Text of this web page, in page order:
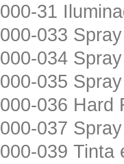
000-31
000-033
000-034
000-035
000-036
000-037
000-039